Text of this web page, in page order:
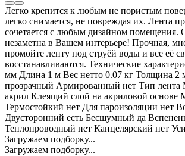
Легко крепится к любым не пористым
легко снимается, не повреждая их. Лента
сочетается с любым дизайном помещения.
незаметна в Вашем интерьере! Прочная,
промойте ленту под струёй воды и все её
восстанавливаются. Технические
мм Длина 1 м Вес нетто 0.07 кг Толщина 2
прозрачный Армированный нет Тип лента
акрил Клеящий слой на акриловой основе
Термостойкий нет Для пароизоляции нет
Двусторонний есть Бесшумный да
Теплопроводный нет Канцелярский нет
Загружаем подборку...
Загружаем подборку...